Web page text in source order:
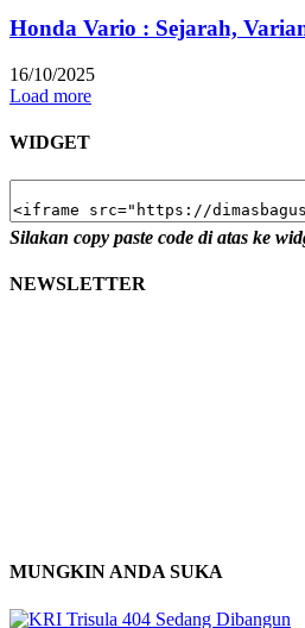
Honda Vario : Sejarah,
16/10/2025
Load more
WIDGET
Silakan copy paste code di atas ke
NEWSLETTER
MUNGKIN ANDA SUKA